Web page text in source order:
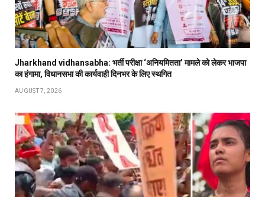
Jharkhand vidhansabha: भर्ती परीक्षा ‘अनियमितता’ मामले को लेकर भाजपा
का हंगामा, विधानसभा की कार्यवाही दिनभर के लिए स्थगित
AUGUST 7, 2026